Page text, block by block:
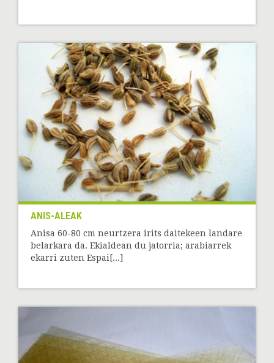
ANIS-ALEAK
Anisa 60-80 cm neurtzera irits daitekeen landare
belarkara da. Ekialdean du jatorria; arabiarrek
ekarri zuten Espai[...]